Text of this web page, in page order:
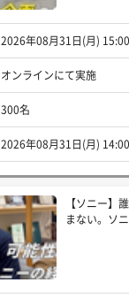
2026年08月31日(月)
オンラインにて実施
300名
2026年08月31日(月) 14:00
【ソニー】
まない。ソ